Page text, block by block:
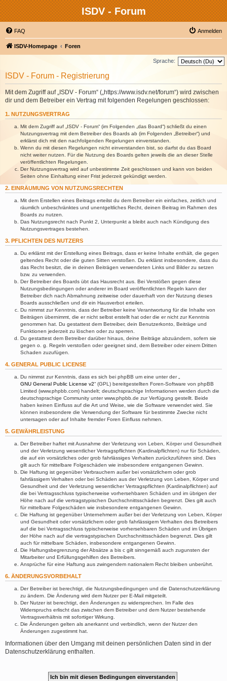
ISDV - Forum
FAQ Anmelden
ISDV-Homepage Foren
Sprache:
ISDV - Forum - Registrierung
Mit dem Zugriff auf „ISDV - Forum“ („https://www.isdv.net/forum“) wird zwischen
dir und dem Betreiber ein Vertrag mit folgenden Regelungen geschlossen:
1. NUTZUNGSVERTRAG
Mit dem Zugriff auf „ISDV - Forum“ (im Folgenden „das Board“) schließt du einen
Nutzungsvertrag mit dem Betreiber des Boards ab (im Folgenden „Betreiber“) und
erklärst dich mit den nachfolgenden Regelungen einverstanden.
Wenn du mit diesen Regelungen nicht einverstanden bist, so darfst du das Board
nicht weiter nutzen. Für die Nutzung des Boards gelten jeweils die an dieser Stelle
veröffentlichten Regelungen.
Der Nutzungsvertrag wird auf unbestimmte Zeit geschlossen und kann von beiden
Seiten ohne Einhaltung einer Frist jederzeit gekündigt werden.
2. EINRÄUMUNG VON NUTZUNGSRECHTEN
Mit dem Erstellen eines Beitrags erteilst du dem Betreiber ein einfaches, zeitlich und
räumlich unbeschränktes und unentgeltliches Recht, deinen Beitrag im Rahmen des
Boards zu nutzen.
Das Nutzungsrecht nach Punkt 2, Unterpunkt a bleibt auch nach Kündigung des
Nutzungsvertrages bestehen.
3. PFLICHTEN DES NUTZERS
Du erklärst mit der Erstellung eines Beitrags, dass er keine Inhalte enthält, die gegen
geltendes Recht oder die guten Sitten verstoßen. Du erklärst insbesondere, dass du
das Recht besitzt, die in deinen Beiträgen verwendeten Links und Bilder zu setzen
bzw. zu verwenden.
Der Betreiber des Boards übt das Hausrecht aus. Bei Verstößen gegen diese
Nutzungsbedingungen oder anderer im Board veröffentlichten Regeln kann der
Betreiber dich nach Abmahnung zeitweise oder dauerhaft von der Nutzung dieses
Boards ausschließen und dir ein Hausverbot erteilen.
Du nimmst zur Kenntnis, dass der Betreiber keine Verantwortung für die Inhalte von
Beiträgen übernimmt, die er nicht selbst erstellt hat oder die er nicht zur Kenntnis
genommen hat. Du gestattest dem Betreiber, dein Benutzerkonto, Beiträge und
Funktionen jederzeit zu löschen oder zu sperren.
Du gestattest dem Betreiber darüber hinaus, deine Beiträge abzuändern, sofern sie
gegen o. g. Regeln verstoßen oder geeignet sind, dem Betreiber oder einem Dritten
Schaden zuzufügen.
4. GENERAL PUBLIC LICENSE
Du nimmst zur Kenntnis, dass es sich bei phpBB um eine unter der „
GNU General Public License v2“ (GPL) bereitgestellten Foren-Software von phpBB
Limited (www.phpbb.com) handelt; deutschsprachige Informationen werden durch die
deutschsprachige Community unter www.phpbb.de zur Verfügung gestellt. Beide
haben keinen Einfluss auf die Art und Weise, wie die Software verwendet wird. Sie
können insbesondere die Verwendung der Software für bestimmte Zwecke nicht
untersagen oder auf Inhalte fremder Foren Einfluss nehmen.
5. GEWÄHRLEISTUNG
Der Betreiber haftet mit Ausnahme der Verletzung von Leben, Körper und Gesundheit
und der Verletzung wesentlicher Vertragspflichten (Kardinalpflichten) nur für Schäden,
die auf ein vorsätzliches oder grob fahrlässiges Verhalten zurückzuführen sind. Dies
gilt auch für mittelbare Folgeschäden wie insbesondere entgangenen Gewinn.
Die Haftung ist gegenüber Verbrauchern außer bei vorsätzlichem oder grob
fahrlässigem Verhalten oder bei Schäden aus der Verletzung von Leben, Körper und
Gesundheit und der Verletzung wesentlicher Vertragspflichten (Kardinalpflichten) auf
die bei Vertragsschluss typischerweise vorhersehbaren Schäden und im übrigen der
Höhe nach auf die vertragstypischen Durchschnittsschäden begrenzt. Dies gilt auch
für mittelbare Folgeschäden wie insbesondere entgangenen Gewinn.
Die Haftung ist gegenüber Unternehmern außer bei der Verletzung von Leben, Körper
und Gesundheit oder vorsätzlichem oder grob fahrlässigem Verhalten des Betreibers
auf die bei Vertragsschluss typischerweise vorhersehbaren Schäden und im Übrigen
der Höhe nach auf die vertragstypischen Durchschnittsschäden begrenzt. Dies gilt
auch für mittelbare Schäden, insbesondere entgangenen Gewinn.
Die Haftungsbegrenzung der Absätze a bis c gilt sinngemäß auch zugunsten der
Mitarbeiter und Erfüllungsgehilfen des Betreibers.
Ansprüche für eine Haftung aus zwingendem nationalem Recht bleiben unberührt.
6. ÄNDERUNGSVORBEHALT
Der Betreiber ist berechtigt, die Nutzungsbedingungen und die Datenschutzerklärung
zu ändern. Die Änderung wird dem Nutzer per E-Mail mitgeteilt.
Der Nutzer ist berechtigt, den Änderungen zu widersprechen. Im Falle des
Widerspruchs erlischt das zwischen dem Betreiber und dem Nutzer bestehende
Vertragsverhältnis mit sofortiger Wirkung.
Die Änderungen gelten als anerkannt und verbindlich, wenn der Nutzer den
Änderungen zugestimmt hat.
Informationen über den Umgang mit deinen persönlichen Daten sind in der
Datenschutzerklärung enthalten.